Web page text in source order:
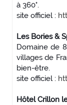
à 360°.
site officiel :
Les Bories &
Domaine de
villages de
bien-être.
site officiel :
Hôtel Crillon